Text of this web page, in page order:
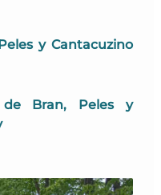
y Cantacuzino
de Bran, Peles y